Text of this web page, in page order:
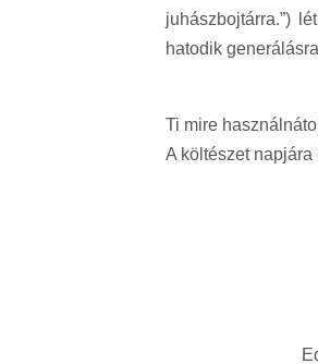
juhászbojtárra.”)
hatodik
Ti mire
A költészet